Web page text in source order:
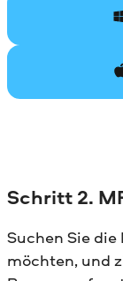
Schritt 2.
Suchen Sie
möchten, und